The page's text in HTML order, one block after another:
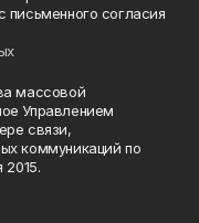
письменного согласия
массовой
Управлением
связи,
коммуникаций по
2015.